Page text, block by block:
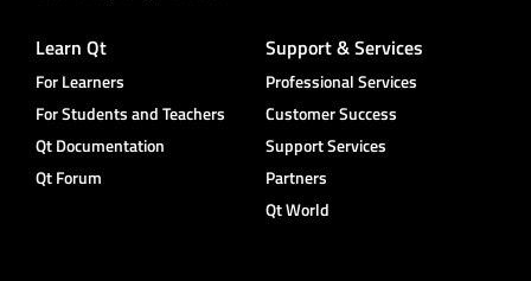
Learn Qt
For Learners
For Students and Teachers
Qt Documentation
Qt Forum
Support & Services
Professional Services
Customer Success
Support Services
Partners
Qt World